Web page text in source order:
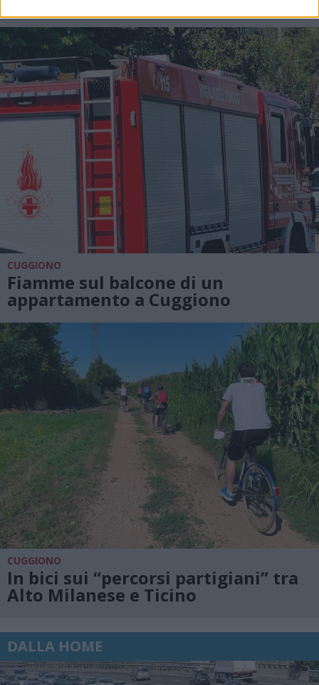
CUGGIONO
Fiamme sul balcone di un
appartamento a Cuggiono
CUGGIONO
In bici sui “percorsi partigiani” tra
Alto Milanese e Ticino
DALLA HOME